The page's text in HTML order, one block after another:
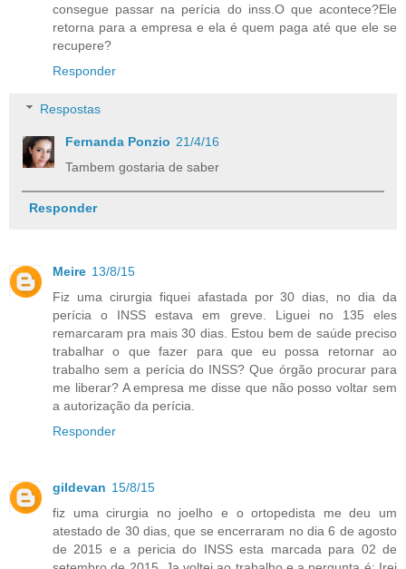
consegue passar na perícia do inss.O que acontece?Ele
retorna para a empresa e ela é quem paga até que ele se
recupere?
Responder
Respostas
Fernanda Ponzio 21/4/16
Tambem gostaria de saber
Responder
Meire 13/8/15
Fiz uma cirurgia fiquei afastada por 30 dias, no dia da
perícia o INSS estava em greve. Liguei no 135 eles
remarcaram pra mais 30 dias. Estou bem de saúde preciso
trabalhar o que fazer para que eu possa retornar ao
trabalho sem a perícia do INSS? Que órgão procurar para
me liberar? A empresa me disse que não posso voltar sem
a autorização da perícia.
Responder
gildevan 15/8/15
fiz uma cirurgia no joelho e o ortopedista me deu um
atestado de 30 dias, que se encerraram no dia 6 de agosto
de 2015 e a pericia do INSS esta marcada para 02 de